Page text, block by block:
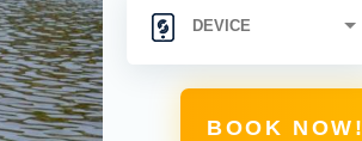
BOOK NOW!